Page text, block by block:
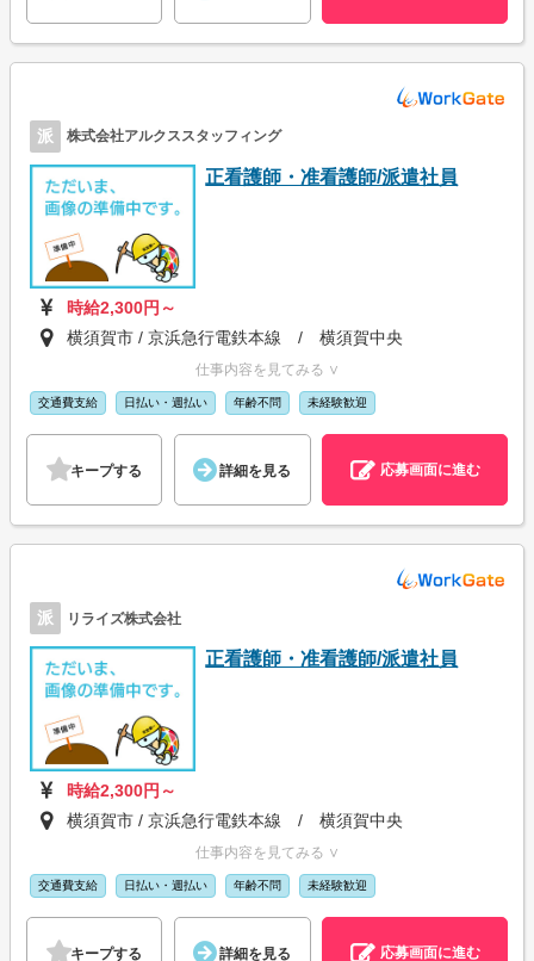
派 株式会社アルクススタッフィング
正看護師・准看護師/派遣社員
時給2,300円～
横須賀市 / 京浜急行電鉄本線 / 横須賀中央
仕事内容を見てみる ∨
交通費支給 日払い・週払い 年齢不問 未経験歓迎
キープする 詳細を見る 応募画面に進む
派 リライズ株式会社
正看護師・准看護師/派遣社員
時給2,300円～
横須賀市 / 京浜急行電鉄本線 / 横須賀中央
仕事内容を見てみる ∨
交通費支給 日払い・週払い 年齢不問 未経験歓迎
キープする 詳細を見る 応募画面に進む